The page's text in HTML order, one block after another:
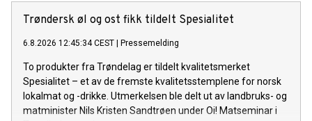
Trøndersk øl og ost fikk tildelt Spesialitet
6.8.2026 12:45:34 CEST Pressemelding
To produkter fra Trøndelag er tildelt kvalitetsmerket
Spesialitet – et av de fremste kvalitetsstemplene for norsk
lokalmat og -drikke. Utmerkelsen ble delt ut av landbruks- og
matminister Nils Kristen Sandtrøen under Oi! Matseminar i